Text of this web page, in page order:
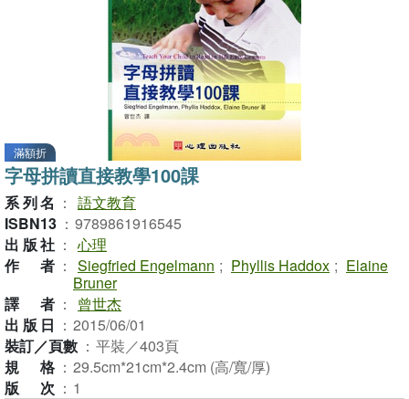
滿額折
字母拼讀直接教學100課
系列名 ： 語文教育
ISBN13 ： 9789861916545
出版社 ： 心理
作者 ： Siegfried Engelmann ; Phyllis Haddox ; Elaine
Bruner
譯者 ：
曾世杰
出版日 ： 2015/06/01
裝訂／頁數 ： 平裝／403頁
規格 ： 29.5cm*21cm*2.4cm (高/寬/厚)
版次 ： 1